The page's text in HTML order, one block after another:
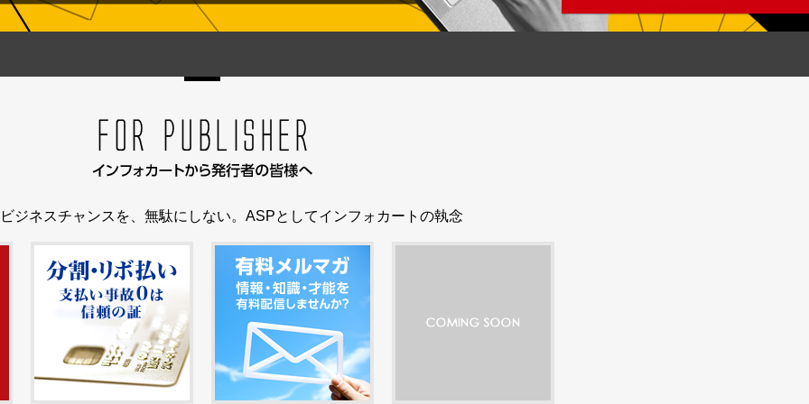
ジネスチャンスを、無駄にしない。ASPとしてインフォカートの執念